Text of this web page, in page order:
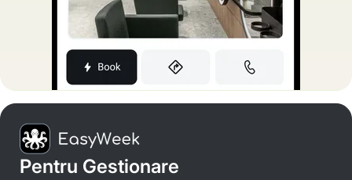
Pentru Gestionare